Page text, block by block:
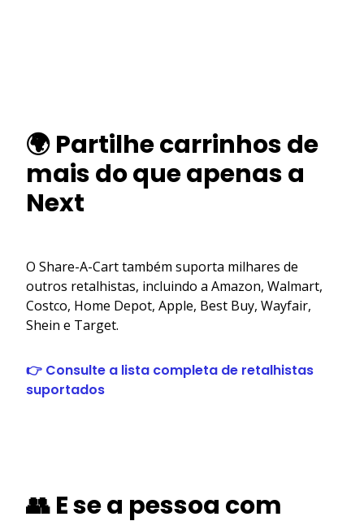
🌍 Partilhe carrinhos de
mais do que apenas a
Next
O Share-A-Cart também suporta milhares de
outros retalhistas, incluindo a Amazon, Walmart,
Costco, Home Depot, Apple, Best Buy, Wayfair,
Shein e Target.
👉 Consulte a lista completa de retalhistas
suportados
👥 E se a pessoa com